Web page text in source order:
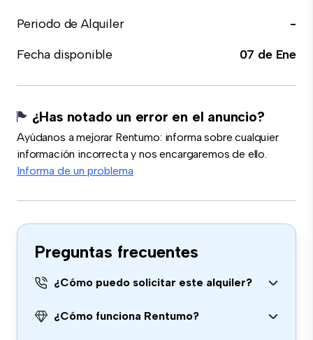
Periodo de Alquiler
-
Fecha disponible
07 de Ene
¿Has notado un error en el anuncio?
Ayúdanos a mejorar Rentumo: informa sobre cualquier
información incorrecta y nos encargaremos de ello.
Informa de un problema
Preguntas frecuentes
¿Cómo puedo solicitar este alquiler?
¿Cómo funciona Rentumo?